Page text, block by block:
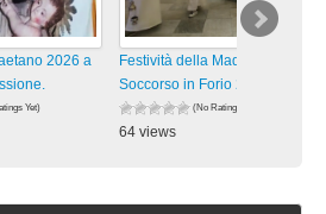
2026 a
Yet)
Festività della Madonna del
Soccorso in Forio 2026. La
(No Ratings Yet)
64 views